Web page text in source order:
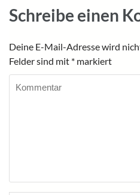
Schreibe einen
Deine E-Mail-Adresse wird
Felder sind mit * markiert